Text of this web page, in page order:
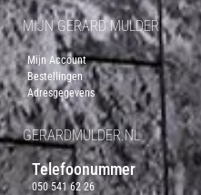
MIJN GERARD MULDER
Mijn Account
Bestellingen
Adresgegevens
GERARDMULDER.NL
Telefoonummer
050 541 62 26